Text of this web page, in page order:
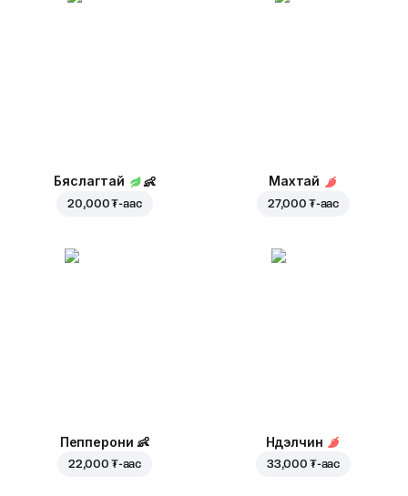
Бяслагтай 👶
20,000 ₮-аас
Махтай
27,000 ₮-аас
Пепперони 👶
22,000 ₮-аас
Нүүдэлчин
33,000 ₮-аас